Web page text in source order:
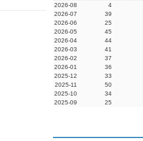
2026-08
4
2026-07
39
2026-06
25
2026-05
45
2026-04
44
2026-03
41
2026-02
37
2026-01
36
2025-12
33
2025-11
50
2025-10
34
2025-09
25